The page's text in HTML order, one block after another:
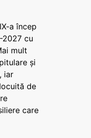
a încep
cu
mult
și
iar
de
care